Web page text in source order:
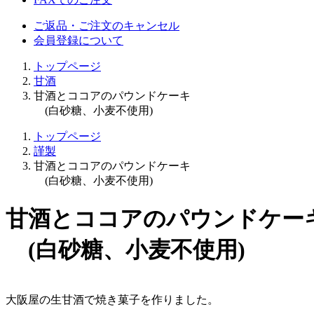
ご返品・ご注文のキャンセル
会員登録について
トップページ
甘酒
甘酒とココアのパウンドケーキ
(白砂糖、小麦不使用)
トップページ
謹製
甘酒とココアのパウンドケーキ
(白砂糖、小麦不使用)
甘酒とココアのパウンドケー
(白砂糖、小麦不使用)
大阪屋の生甘酒で焼き菓子を作りました。